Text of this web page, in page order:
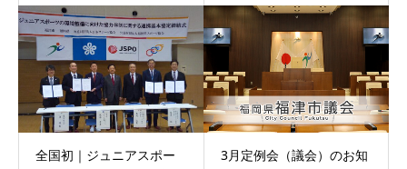
全国初｜ジュニアスポー
3月定例会（議会）のお知